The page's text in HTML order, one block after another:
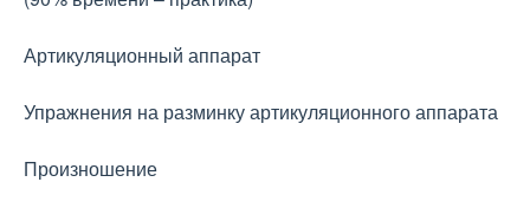
Артикуляционный аппарат
Упражнения на разминку артикуляционного аппарата
Произношение